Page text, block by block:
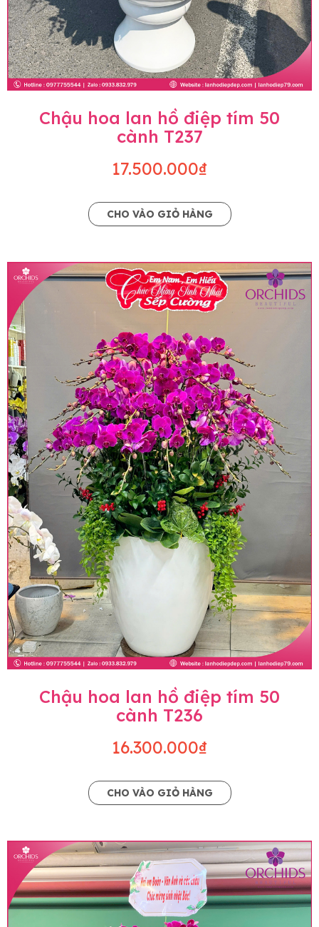
Chậu hoa lan hồ điệp tím 50
cành T237
17.500.000₫
CHO VÀO GIỎ HÀNG
Chậu hoa lan hồ điệp tím 50
cành T236
16.300.000₫
CHO VÀO GIỎ HÀNG